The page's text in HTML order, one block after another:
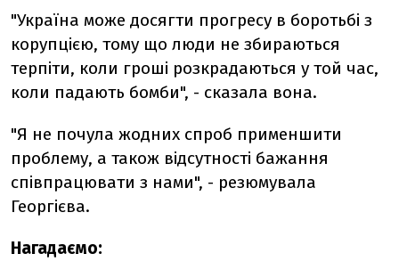
"Україна може досягти прогресу в боротьбі з
корупцією, тому що люди не збираються
терпіти, коли гроші розкрадаються у той час,
коли падають бомби", - сказала вона.
"Я не почула жодних спроб применшити
проблему, а також відсутності бажання
співпрацювати з нами", - резюмувала
Георгієва.
Нагадаємо: